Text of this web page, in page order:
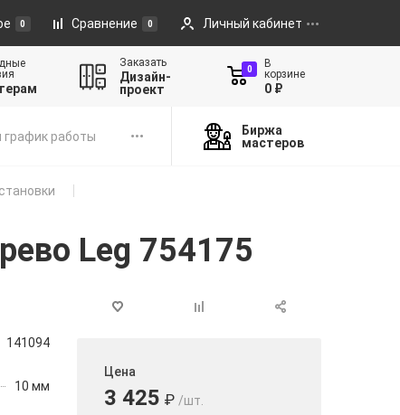
0 Сравнение 0 Личный кабинет
Заказать
Дизайн-
проект
0
В
корзине
0 ₽
график работы
Биржа
мастеров
Leg 754175
141094
10 мм
Цена
3 425 ₽ /шт.